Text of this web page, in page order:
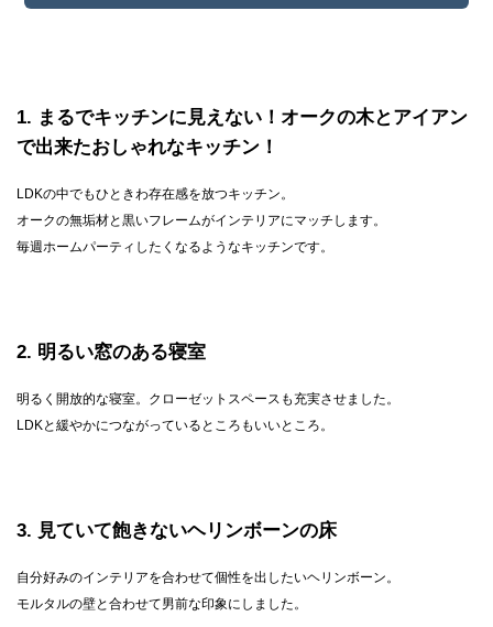
1
まるでキッチンに見えない！オークの木とアイアン
で出来たおしゃれなキッチン！
LDKの中でもひときわ存在感を放つキッチン。
オークの無垢材と黒いフレームがインテリアにマッチします。
毎週ホームパーティしたくなるようなキッチンです。
2 明るい窓のある寝室
明るく開放的な寝室。クローゼットスペースも充実させました。
LDKと緩やかにつながっているところもいいところ。
3 見ていて飽きないヘリンボーンの床
自分好みのインテリアを合わせて個性を出したいヘリンボーン。
モルタルの壁と合わせて男前な印象にしました。